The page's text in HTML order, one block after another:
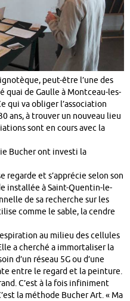
peut-être l’une des
quai de Gaulle à Montceau-les-
qui va obliger l’association
ans, à trouver un nouveau lieu
sont en cours avec la
Bucher ont investi la
regarde et s’apprécie selon son
installée à Saint-Quentin-le-
de sa recherche sur les
comme le sable, la cendre
au milieu des cellules
a cherché a immortaliser la
d’un réseau 5G ou d’une
entre le regard et la peinture.
C’est à la fois infiniment
la méthode Bucher Art. « Ma